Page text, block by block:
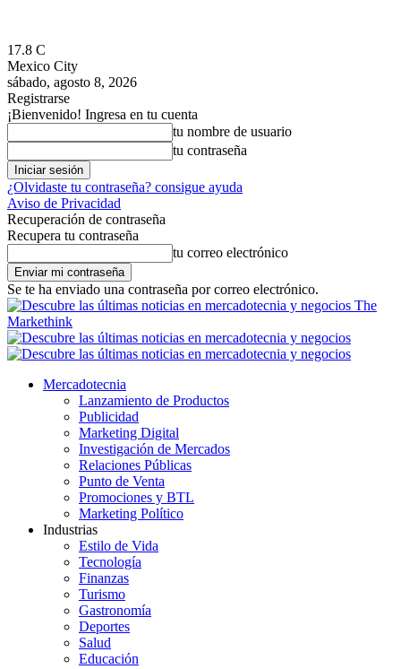
17.8 C
Mexico City
sábado, agosto 8, 2026
Registrarse
¡Bienvenido! Ingresa en tu cuenta
tu nombre de usuario
tu contraseña
¿Olvidaste tu contraseña? consigue ayuda
Aviso de Privacidad
Recuperación de contraseña
Recupera tu contraseña
tu correo electrónico
Se te ha enviado una contraseña por correo electrónico.
The
Markethink
Mercadotecnia
Lanzamiento de Productos
Publicidad
Marketing Digital
Investigación de Mercados
Relaciones Públicas
Punto de Venta
Promociones y BTL
Marketing Político
Industrias
Estilo de Vida
Tecnología
Finanzas
Turismo
Gastronomía
Deportes
Salud
Educación